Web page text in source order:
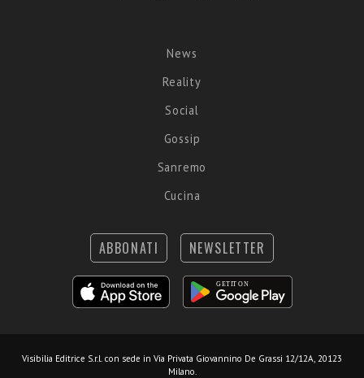
News
Reality
Social
Gossip
Sanremo
Cucina
ABBONATI NEWSLETTER
Visibilia Editrice S.r.l. con sede in Via Privata Giovannino De Grassi 12/12A, 20123
Milano.